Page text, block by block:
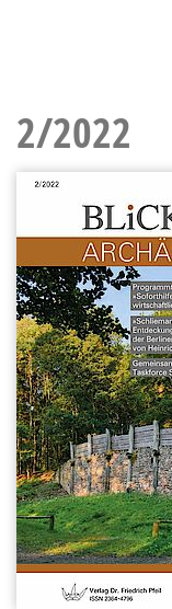
DVA -
2/2022